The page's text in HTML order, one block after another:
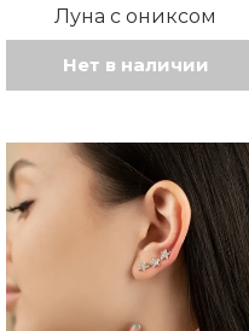
Луна с ониксом
Нет в наличии
имеет
несколько
вариаций.
Опции
можно
выбрать
на